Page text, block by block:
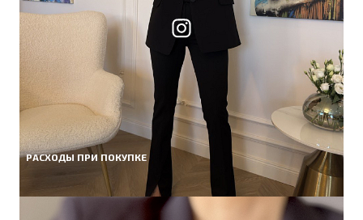
РАСХОДЫ ПРИ ПОКУПКЕ